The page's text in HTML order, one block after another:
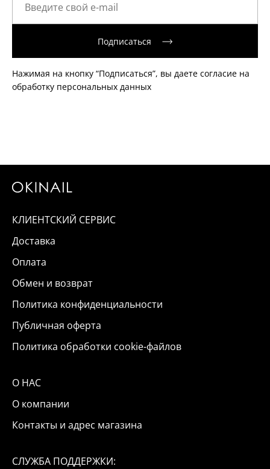
Подписаться
Нажимая на кнопку “Подписаться”, вы даете согласие на
обработку персональных данных
КЛИЕНТСКИЙ СЕРВИС
Доставка
Оплата
Обмен и возврат
Политика конфиденциальности
Публичная оферта
Политика обработки cookie-файлов
О НАС
О компании
Контакты и адрес магазина
СЛУЖБА ПОДДЕРЖКИ: